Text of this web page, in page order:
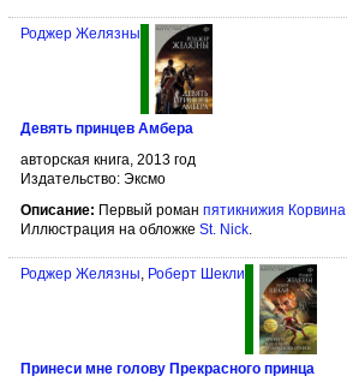
Роджер Желязны
Девять принцев Амбера
авторская книга, 2013 год
Издательство: Эксмо
Описание: Первый роман пятикнижия Корвина
Иллюстрация на обложке St. Nick.
Роджер Желязны, Роберт Шекли
Принеси мне голову Прекрасного принца